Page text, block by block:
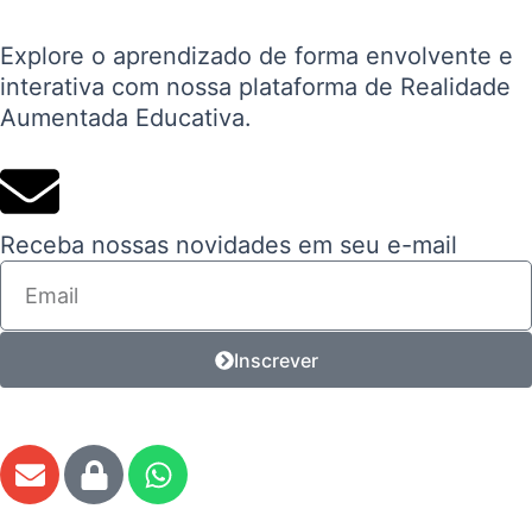
Explore o aprendizado de forma envolvente e
interativa com nossa plataforma de Realidade
Aumentada Educativa.
Receba nossas novidades em seu e-mail
Email
Inscrever
E
n
L
o
W
h